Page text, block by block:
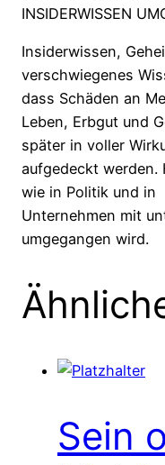
INSIDERWISSEN
Insiderwissen,
verschwiegenes
dass Schäden an
Leben, Erbgut und
später in voller
aufgedeckt werden.
wie in Politik und in
Unternehmen mit
umgegangen wird.
Sein